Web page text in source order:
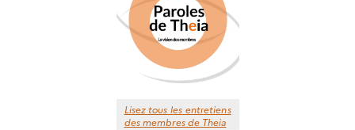
Lisez tous les entretiens
des membres de Theia